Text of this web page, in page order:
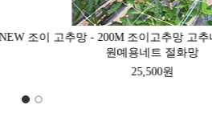
조이고추망 고추네트 화훼망 작물망